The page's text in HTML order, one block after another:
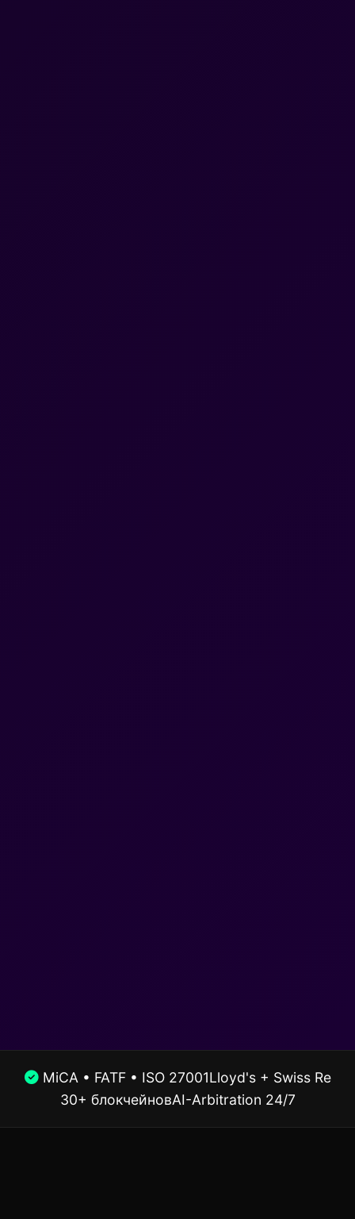
MiCA • FATF • ISO 27001Lloyd's + Swiss Re
30+ блокчейновAI-Arbitration 24/7